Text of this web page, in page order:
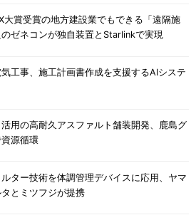
大賞受賞の地方建設業でもできる「遠隔施
ゼネコンが独自装置とStarlinkで実現
工事、施工計画書作成を支援するAIシステ
用の高耐久アスファルト舗装開発、鹿島グ
源循環
ター技術を体調管理デバイスに応用、ヤマ
とミツフジが提携